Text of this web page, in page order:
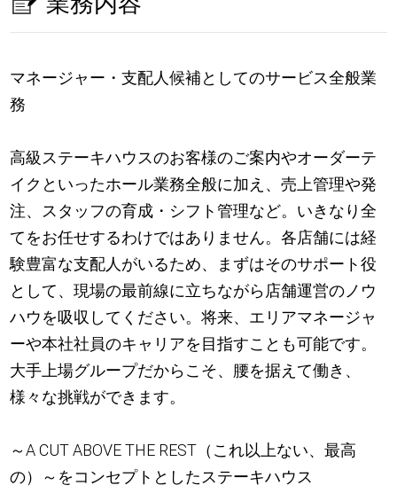
マネージャー・支配人候補としてのサービス全般業
務
高級ステーキハウスのお客様のご案内やオーダーテ
イクといったホール業務全般に加え、売上管理や発
注、スタッフの育成・シフト管理など。いきなり全
てをお任せするわけではありません。各店舗には経
験豊富な支配人がいるため、まずはそのサポート役
として、現場の最前線に立ちながら店舗運営のノウ
ハウを吸収してください。将来、エリアマネージャ
ーや本社社員のキャリアを目指すことも可能です。
大手上場グループだからこそ、腰を据えて働き、
様々な挑戦ができます。
～A CUT ABOVE THE REST（これ以上ない、最高
の）～をコンセプトとしたステーキハウス